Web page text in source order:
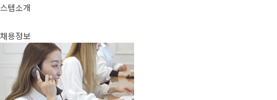
스텝소개
채용정보